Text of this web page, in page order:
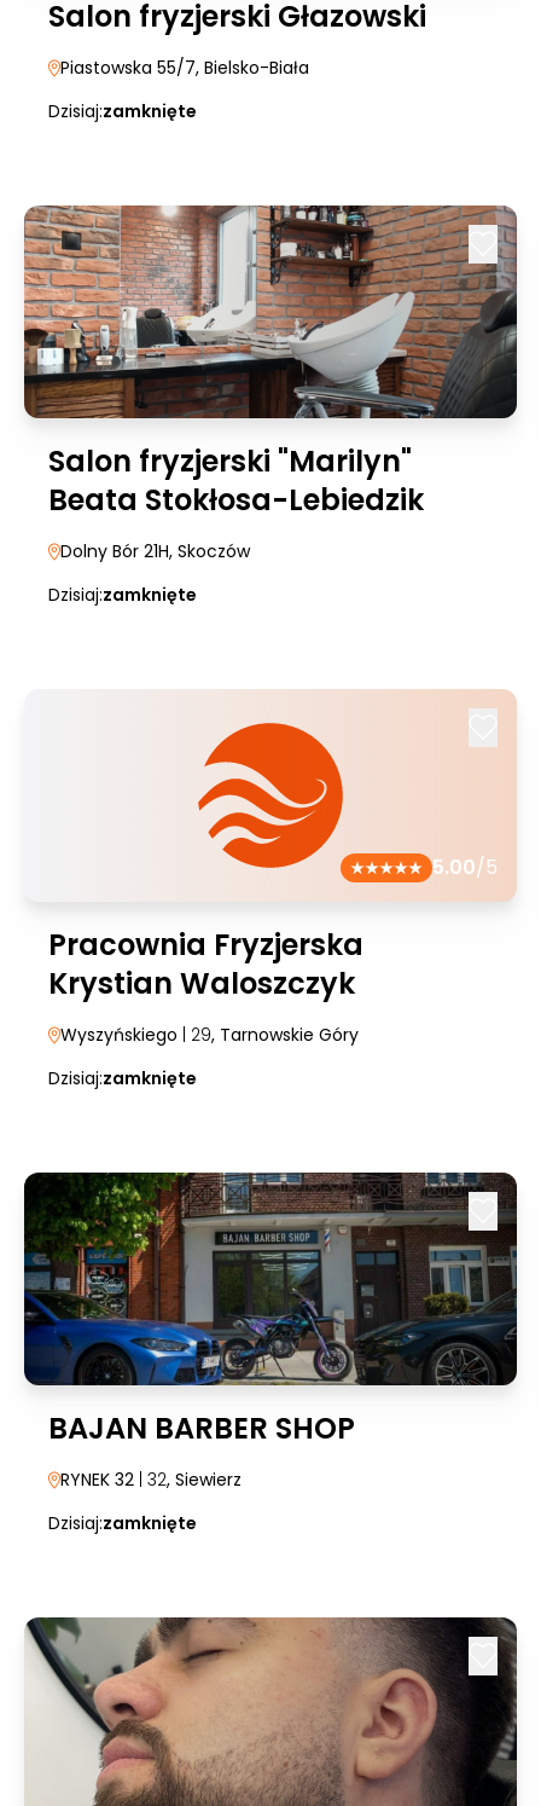
Salon fryzjerski Głazowski
Piastowska 55/7, Bielsko-Biała
Dzisiaj:zamknięte
Salon fryzjerski "Marilyn"
Beata Stokłosa-Lebiedzik
Dolny Bór 21H, Skoczów
Dzisiaj:zamknięte
5.00/5
Pracownia Fryzjerska
Krystian Waloszczyk
Wyszyńskiego | 29, Tarnowskie Góry
Dzisiaj:zamknięte
BAJAN BARBER SHOP
RYNEK 32 | 32, Siewierz
Dzisiaj:zamknięte